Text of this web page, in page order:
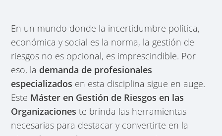
En un mundo donde la incertidumbre política,
económica y social es la norma, la gestión de
riesgos no es opcional, es imprescindible. Por
eso, la demanda de profesionales
especializados en esta disciplina sigue en auge.
Este Máster en Gestión de Riesgos en las
Organizacioneste brinda las herramientas
necesarias para destacar y convertirte en la